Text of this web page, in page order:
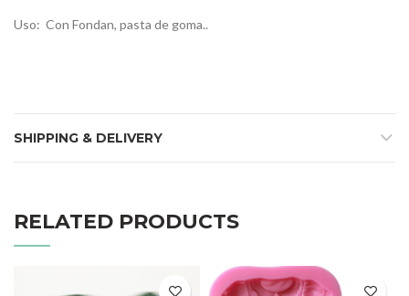
Uso: Con Fondan, pasta de goma..
SHIPPING & DELIVERY
RELATED PRODUCTS